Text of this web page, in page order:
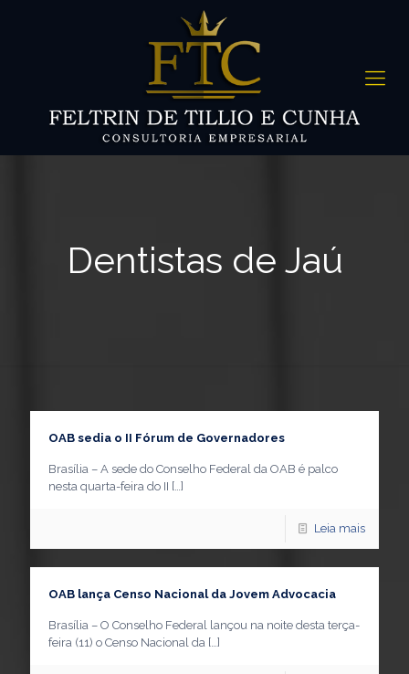
Dentistas de Jaú
OAB sedia o II Fórum de Governadores
Brasília – A sede do Conselho Federal da OAB é palco
nesta quarta-feira do II […]
Leia mais
OAB lança Censo Nacional da Jovem Advocacia
Brasília – O Conselho Federal lançou na noite desta terça-
feira (11) o Censo Nacional da […]